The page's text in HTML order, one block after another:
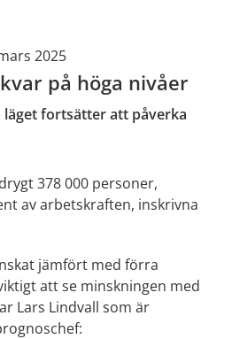
2025
på höga nivåer
läget fortsätter att påverka
378 000 personer,
av arbetskraften, inskrivna
jämfört med förra
att se minskningen med
Lars Lindvall som är